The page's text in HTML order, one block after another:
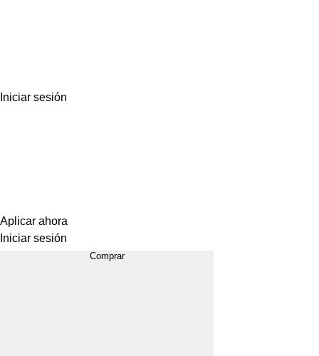
Iniciar sesión
Aplicar ahora
Iniciar sesión
Comprar